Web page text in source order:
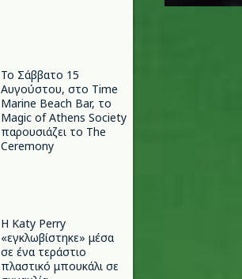
Το Σάββατο 15
Αυγούστου, στο Time
Marine Beach Bar, το
Magic of Athens Society
παρουσιάζει το The
Ceremony
H Katy Perry
«εγκλωβίστηκε» μέσα
σε ένα τεράστιο
πλαστικό μπουκάλι σε